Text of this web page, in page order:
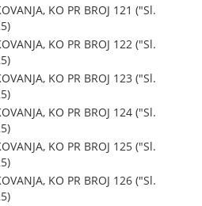
KO PR BROJ 121 ("Sl.
KO PR BROJ 122 ("Sl.
KO PR BROJ 123 ("Sl.
KO PR BROJ 124 ("Sl.
KO PR BROJ 125 ("Sl.
KO PR BROJ 126 ("Sl.